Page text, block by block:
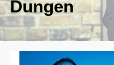
Dungen